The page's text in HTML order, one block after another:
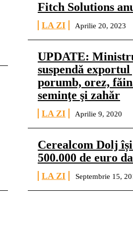
Fitch Solutions
LA ZI Aprilie 20, 2023
UPDATE:
suspendă
porumb, orez,
seminţe şi zahăr
LA ZI Aprilie 9, 2020
Cerealcom Dolj
500.000 de euro
LA ZI Septembrie 15,